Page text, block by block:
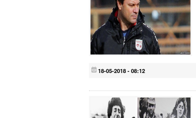
18-05-2018 - 08:12